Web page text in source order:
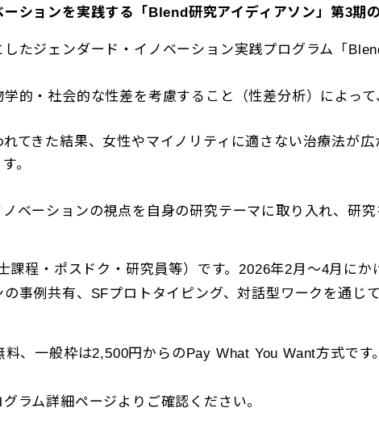
ーションを実践する「Blend研究アイディアソン」第3期
たジェンダード・イノベーション実践プログラム「
的・社会的な性差を考慮すること（性差分析）によっ
てきた結果、女性やマイノリティに適さない治療法が
。
ベーションの視点を自身の研究テーマに取り入れ、研
課程・ポスドク・研究員等）です。2026年2月〜4月にか
事例共有、
SFプロトタイピング、対話型ワークを通じ
料、一般枠は2,500円からのPay What You Want方式です。
ラム詳細ページよりご確認ください。